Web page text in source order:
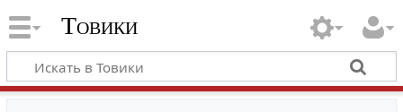
Товики